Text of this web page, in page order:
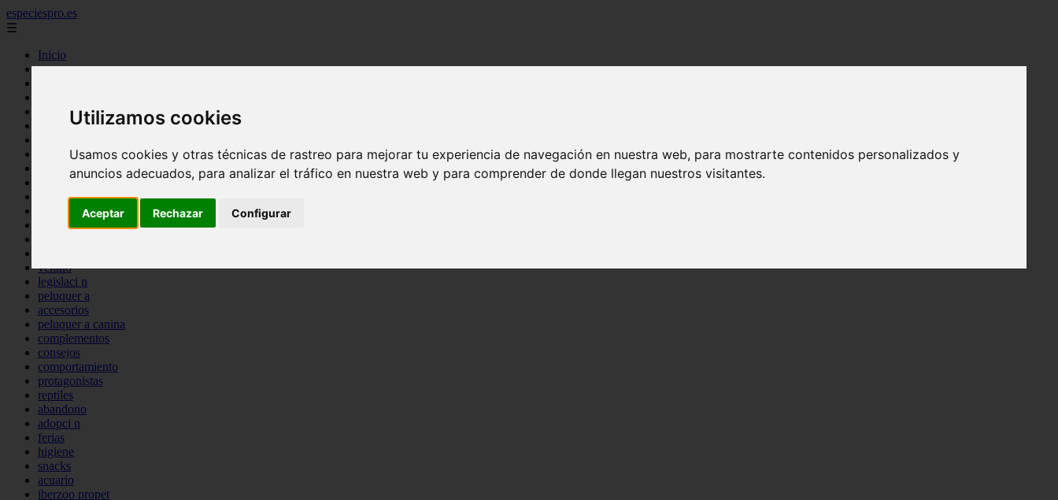
Utilizamos cookies
Usamos cookies y otras técnicas de rastreo para mejorar tu experiencia de navegación en nuestra web, para mostrarte contenidos personalizados y
anuncios adecuados, para analizar el tráfico en nuestra web y para comprender de donde llegan nuestros visitantes.
Aceptar Rechazar Configurar
especiespro.es
☰
Inicio
perros
alimentaci n
acuariofilia
tenencia responsable
mantenimiento
marketing
verano
legislaci n
peluquer a
accesorios
peluquer a canina
complementos
consejos
comportamiento
protagonistas
reptiles
abandono
adopci n
ferias
higiene
snacks
acuario
iberzoo propet